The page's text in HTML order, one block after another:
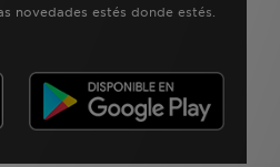
novedades estés donde estés.